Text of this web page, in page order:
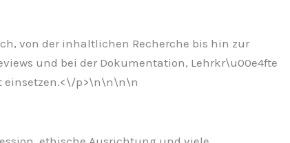
von der inhaltlichen Recherche bis hin zur
und bei der Dokumentation, Lehrkr\u00e4fte
p>\n\n\n\n